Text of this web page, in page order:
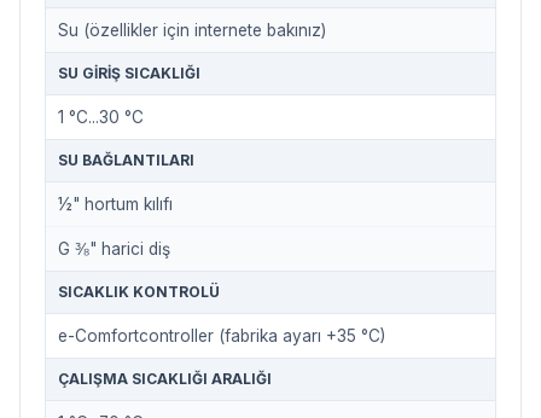
Su (özellikler için internete bakınız)
SU GIRIŞ SICAKLIĞI
1 °C...30 °C
SU BAĞLANTILARI
½" hortum kılıfı
G ⅜" harici diş
SICAKLIK KONTROLÜ
e-Comfortcontroller (fabrika ayarı +35 °C)
ÇALIŞMA SICAKLIĞI ARALIĞI